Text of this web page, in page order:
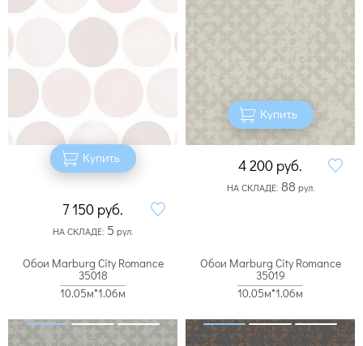
Купить
7 150 руб.
НА СКЛАДЕ: 5 рул.
Купить
4 200 руб.
НА СКЛАДЕ: 88 рул.
Обои Marburg City Romance
35018
10.05м*1.06м
Обои Marburg City Romance
35019
10.05м*1.06м